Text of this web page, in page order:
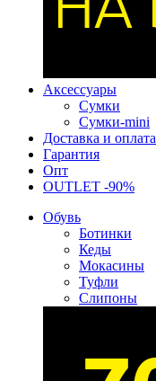
Аксессуары
Сумки
Сумки-mini
Доставка и оплата
Гарантия
Опт
OUTLET -90%
Обувь
Ботинки
Кеды
Мокасины
Туфли
Слипоны